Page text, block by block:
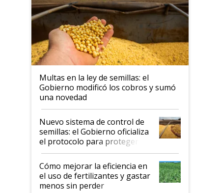
Multas en la ley de semillas: el
Gobierno modificó los cobros y sumó
una novedad
Nuevo sistema de control de
semillas: el Gobierno oficializa
el protocolo para proteger la
propiedad intelectual
Cómo mejorar la eficiencia en
el uso de fertilizantes y gastar
menos sin perder